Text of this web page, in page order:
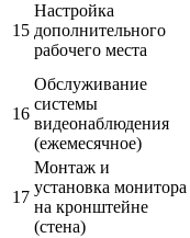
15
Настройка
дополнительного
рабочего места
16
Обслуживание
системы
видеонаблюдения
(ежемесячное)
17
Монтаж и
установка монитора
на кронштейне
(стена)